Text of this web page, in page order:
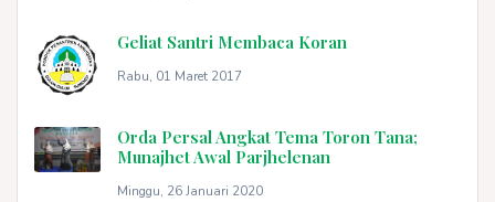
Geliat Santri Membaca Koran
Rabu, 01 Maret 2017
Orda Persal Angkat Tema Toron Tana;
Munajhet Awal Parjhelenan
Minggu, 26 Januari 2020